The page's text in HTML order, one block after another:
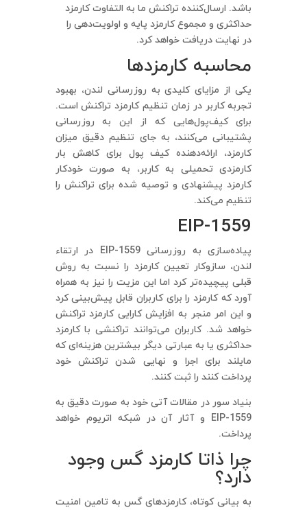
باشد. ارسال‌کننده تراکنش ما به التفاوت کارمزد
حداکثری و مجموع کارمزد پایه و اولویت‌دهی را
در نهایت دریافت خواهد کرد.
محاسبه کارمزدها
یکی از مزایای کلیدی به روزرسانی لندن، بهبود
تجربه کاربر در زمان تنظیم کارمزد تراکنش است.
برای کیف‌پول‌هایی که از این به روزرسانی
پشتیبانی می‌کنند، به جای تنظیم دقیق میزان
کارمزد، ارائه‌دهنده کیف پول برای کاهش بار
کارمزدی تحمیلی به کاربر، به صورت خودکار
کارمزد پیشنهادی و توصیه شده برای تراکنش را
تنظیم می‌کند.
EIP-1559
پیاده‌سازی به روزرسانی EIP-1559 در ارتقاء
لندن، سازوکار تعیین کارمزد را نسبت به روش
قبلی پیچیده‌تر کرد اما این مزیت را نیز به همراه
آورد که کارمزد را برای کاربران قابل پیش‌بینی کرد
و این امر منجر به افزایش کارایی کارمزد تراکنش
خواهد شد. کاربران می‌توانند تراکنشی با کارمزد
حداکثری یا به عبارتی دیگر بیشترین هزینه‌ای که
مایلند برای اجرا و نهایی شدن تراکنش خود
پرداخت کنند را ثبت کنند.
بنیاد سور در مقالات آتی خود به صورت دقیق به
EIP-1559 و آثار آن در شبکه اتریوم خواهد
پرداخت.
چرا ذاتا کارمزد گس وجود
دارد؟
به بیانی کوتاه، کارمزدهای گس به تامین امنیت